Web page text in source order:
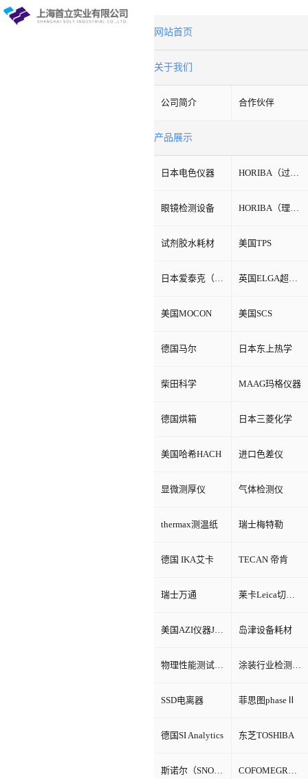
网站首页
关于我们
公司简介 合作伙伴
产品展示
日本电色仪器 HORIBA（过程&环境）
眼镜检测设备 HORIBA（理科学）
试剂胶水耗材 美国TPS
日本爱泰克（ETAC） 英国ELGA超纯水机
美国MOCON 美国SCS
德国马尔 日本东上热学
柴田科学 MAAG玛格仪器
德国烘箱 日本三菱化学
美国哈希HACH 进口色差仪
显微测厚仪 气体检测仪
thermax测温纸 瑞士梅特勒
德国 IKA艾卡 TECAN 帝肯
瑞士万通 莱卡Leica切片机和显微镜
美国AZI仪器Jerome环境检测仪器 岛津设备耗材
物理性能测试仪器 涂装行业检测设备
SSD电离器 菲思图phaseⅡ
德国SI Analytics 东芝TOSHIBA
斯诺尔（SNOL） COFOMEGRA盐雾腐蚀试验箱